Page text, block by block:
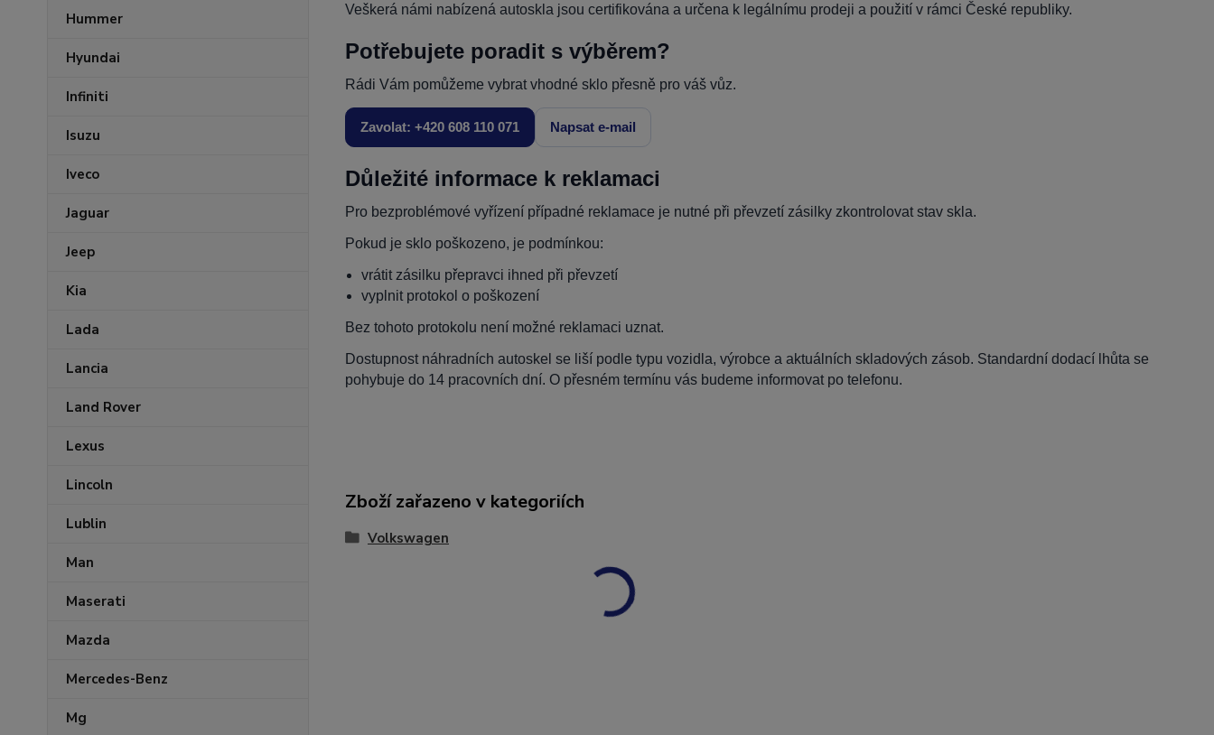
Hummer
Hyundai
Infiniti
Isuzu
Iveco
Jaguar
Jeep
Kia
Lada
Lancia
Land Rover
Lexus
Lincoln
Lublin
Man
Maserati
Mazda
Mercedes-Benz
Mg
Veškerá námi nabízená autoskla jsou certifikována a určena k legálnímu prodeji a použití v rámci České republiky.
Potřebujete poradit s výběrem?
Rádi Vám pomůžeme vybrat vhodné sklo přesně pro váš vůz.
Zavolat: +420 608 110 071 Napsat e-mail
Důležité informace k reklamaci
Pro bezproblémové vyřízení případné reklamace je nutné při převzetí zásilky zkontrolovat stav skla.
Pokud je sklo poškozeno, je podmínkou:
vrátit zásilku přepravci ihned při převzetí
vyplnit protokol o poškození
Bez tohoto protokolu není možné reklamaci uznat.
Dostupnost náhradních autoskel se liší podle typu vozidla, výrobce a aktuálních skladových zásob. Standardní dodací lhůta se
pohybuje do 14 pracovních dní. O přesném termínu vás budeme informovat po telefonu.
Zboží zařazeno v kategoriích
Volkswagen